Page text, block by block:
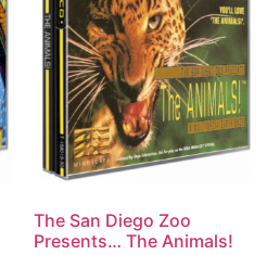
The San Diego Zoo
Presents… The Animals!